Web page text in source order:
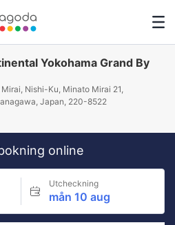
Yokohama Grand By
Nishi-Ku, Minato Mirai 21,
Japan, 220-8522
online
Utcheckning
mån 10 aug